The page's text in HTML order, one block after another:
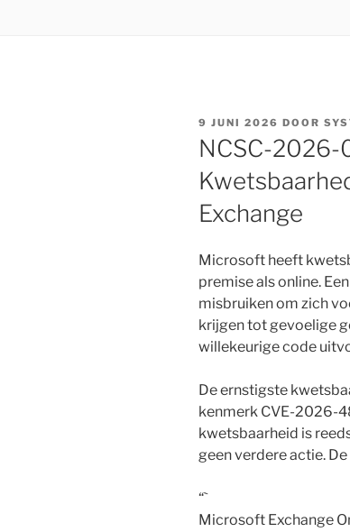
GEPLAATST
OP
9 JUNI 2026 DOOR
NCSC-2026-
Exchange
Microsoft heeft
premise als online.
misbruiken om zich
krijgen tot gevoelige
willekeurige code
De ernstigste
kenmerk CVE-2026-
kwetsbaarheid is
geen verdere actie.
“`
Microsoft Exchange